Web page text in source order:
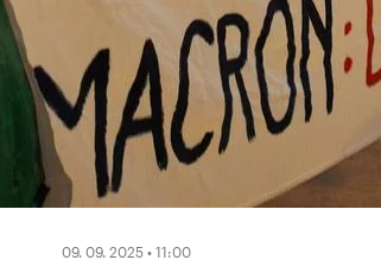
09. 09. 2025 • 11:00